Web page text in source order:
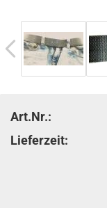
Art.Nr.:
Lieferzeit: